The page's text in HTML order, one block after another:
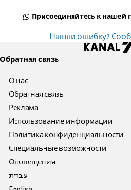
Присоединяйтесь к нашей
Нашли ошибку?
Обратная связь
О нас
Обратная связь
Реклама
Использование информации
Политика конфиденциальности
Специальные возможности
Оповещения
עברית